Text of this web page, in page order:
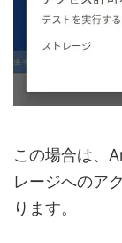
この場合は、
レージへのア
ります。